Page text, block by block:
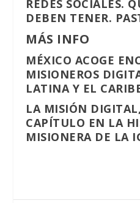
REDES SOCIALES.
DEBEN TENER.
MÁS INFO
MÉXICO ACOGE
MISIONEROS
LATINA Y EL
LA MISIÓN
CAPÍTULO EN LA
MISIONERA DE LA